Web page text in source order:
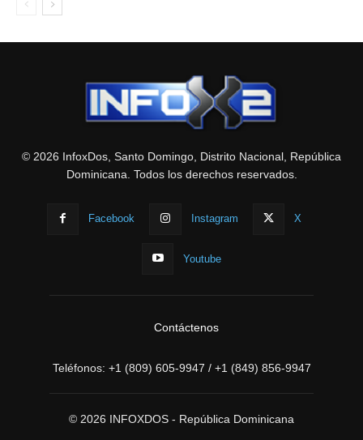
© 2026 InfoxDos, Santo Domingo, Distrito Nacional, República
Dominicana. Todos los derechos reservados.
Facebook Instagram X
Youtube
Contáctenos
Teléfonos: +1 (809) 605-9947 / +1 (849) 856-9947
© 2026 INFOXDOS - República Dominicana